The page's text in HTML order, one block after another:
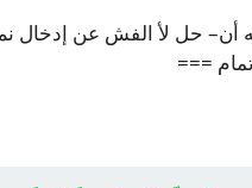
أن– حل لأ الفش عن إدخال
===